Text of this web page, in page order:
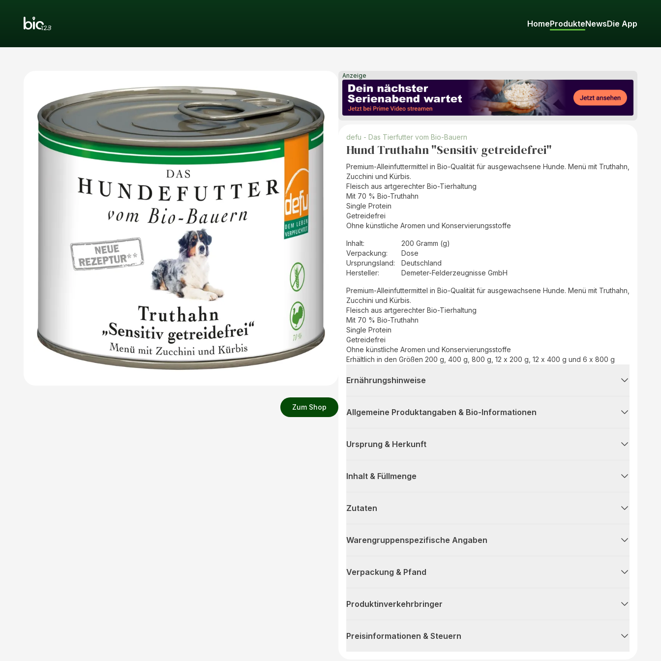
HomeProdukteNewsDie App
Zum Shop
Anzeige
defu - Das Tierfutter vom Bio-Bauern
Hund Truthahn "Sensitiv getreidefrei"
Premium-Alleinfuttermittel in Bio-Qualität für ausgewachsene Hunde. Menü mit Truthahn,
Zucchini und Kürbis.
Fleisch aus artgerechter Bio-Tierhaltung
Mit 70 % Bio-Truthahn
Single Protein
Getreidefrei
Ohne künstliche Aromen und Konservierungsstoffe
Inhalt:
200 Gramm (g)
Verpackung:
Dose
Ursprungsland:
Deutschland
Hersteller: Demeter-Felderzeugnisse GmbH
Premium-Alleinfuttermittel in Bio-Qualität für ausgewachsene Hunde. Menü mit Truthahn,
Zucchini und Kürbis.
Fleisch aus artgerechter Bio-Tierhaltung
Mit 70 % Bio-Truthahn
Single Protein
Getreidefrei
Ohne künstliche Aromen und Konservierungsstoffe
Erhältlich in den Größen 200 g, 400 g, 800 g, 12 x 200 g, 12 x 400 g und 6 x 800 g
Ernährungshinweise
Allgemeine Produktangaben & Bio-Informationen
Ursprung & Herkunft
Inhalt & Füllmenge
Zutaten
Warengruppenspezifische Angaben
Verpackung & Pfand
Produktinverkehrbringer
Preisinformationen & Steuern